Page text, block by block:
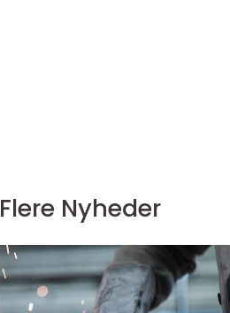
Flere Nyheder